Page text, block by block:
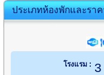
ประเภทห้องพักและรา
โรงแรม :